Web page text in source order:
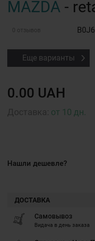
MAZDA -
0 отзывов
Еще варианты
0.00 UAH
от 10 дн.
Нашли дешевле?
ДОСТАВКА
Самовывоз
Видача в день заказа